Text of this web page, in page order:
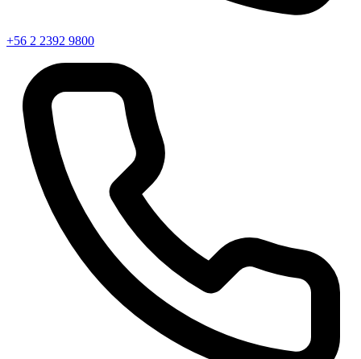
+56 2 2392 9800